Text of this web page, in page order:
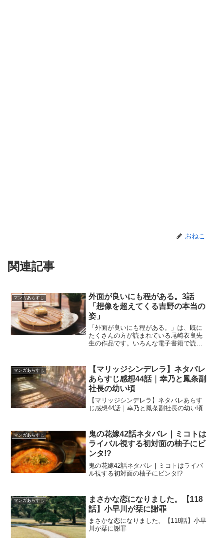
おねこ
関連記事
マンガあらすじ
外面が良いにも程がある。3話
「想像を超えてくる吉野の本当の
姿」
「外面が良いにも程がある。」は、既に
たくさんの方が読まれている尾崎衣良先
生の作品です。いろんな電子書籍で読む
いきたいと思います。「外面が良いにも
程がある。」3話の個人的な感想（ネタバ
レあり）をまとめました。
マンガあらすじ
【マリッジシンデレラ】ネタバレ
あらすじ感想44話｜幸乃と鳳条副
社長の幼い頃
【マリッジシンデレラ】ネタバレあらす
じ感想44話｜幸乃と鳳条副社長の幼い頃
マンガあらすじ
鬼の花嫁42話ネタバレ｜ミコトは
ライバル視する初対面の柚子にビ
ンタ!?
鬼の花嫁42話ネタバレ｜ミコトはライバ
ル視する初対面の柚子にビンタ!?
マンガあらすじ
まさかな恋になりました。【118
話】小早川が栞に謝罪
まさかな恋になりました。【118話】小早
川が栞に謝罪